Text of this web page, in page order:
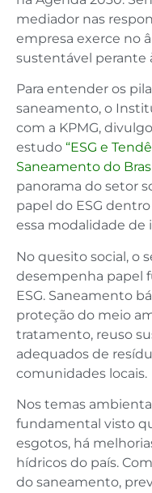
mediador nas
empresa exerce no
sustentável perante
Para entender os
saneamento, o
com a KPMG,
estudo “ESG e
Saneamento do
panorama do setor
papel do ESG
essa modalidade de
No quesito social, o
desempenha papel
ESG. Saneamento
proteção do meio
tratamento, reuso
adequados de
comunidades locais.
Nos temas
fundamental visto
esgotos, há
hídricos do país.
do saneamento,